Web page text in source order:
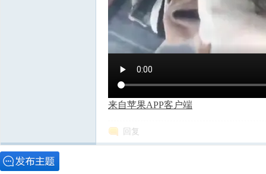
来自苹果APP客户端
回复